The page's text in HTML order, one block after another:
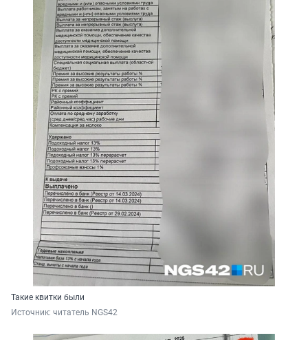
Такие квитки были
Источник: читатель NGS42